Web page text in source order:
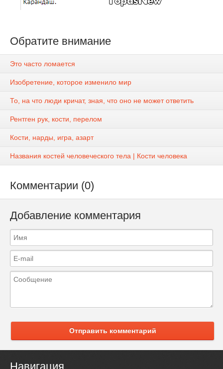
Обратите внимание
Это часто ломается
Изобретение, которое изменило мир
То, на что люди кричат, зная, что оно не может ответить
Рентген рук, кости, перелом
Кости, нарды, игра, азарт
Названия костей человеческого тела | Кости человека
Комментарии (0)
Добавление комментария
Отправить комментарий
Навигация